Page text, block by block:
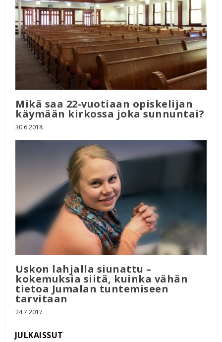
Mikä saa 22-vuotiaan opiskelijan
käymään kirkossa joka sunnuntai?
30.6.2018
Uskon lahjalla siunattu –
kokemuksia siitä, kuinka vähän
tietoa Jumalan tuntemiseen
tarvitaan
24.7.2017